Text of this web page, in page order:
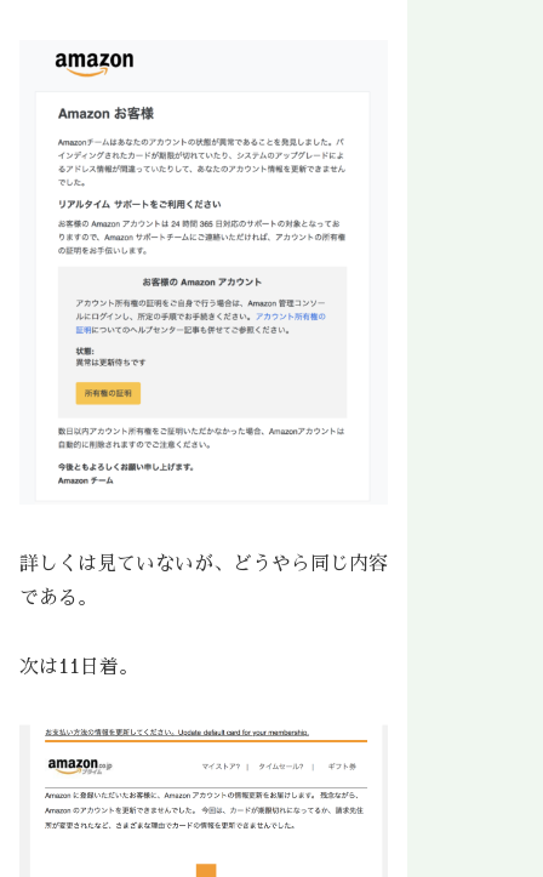
詳しくは見ていないが、どうやら同じ内容
である。
次は11日着。